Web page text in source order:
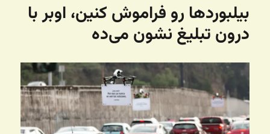
بیلبوردها رو فراموش کنین، اوبر با
درون تبلیغ نشون می‌ده